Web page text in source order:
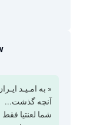
‫« به امـیـد
‫آنچه گذشت...
‫شما لعنتیا فقط